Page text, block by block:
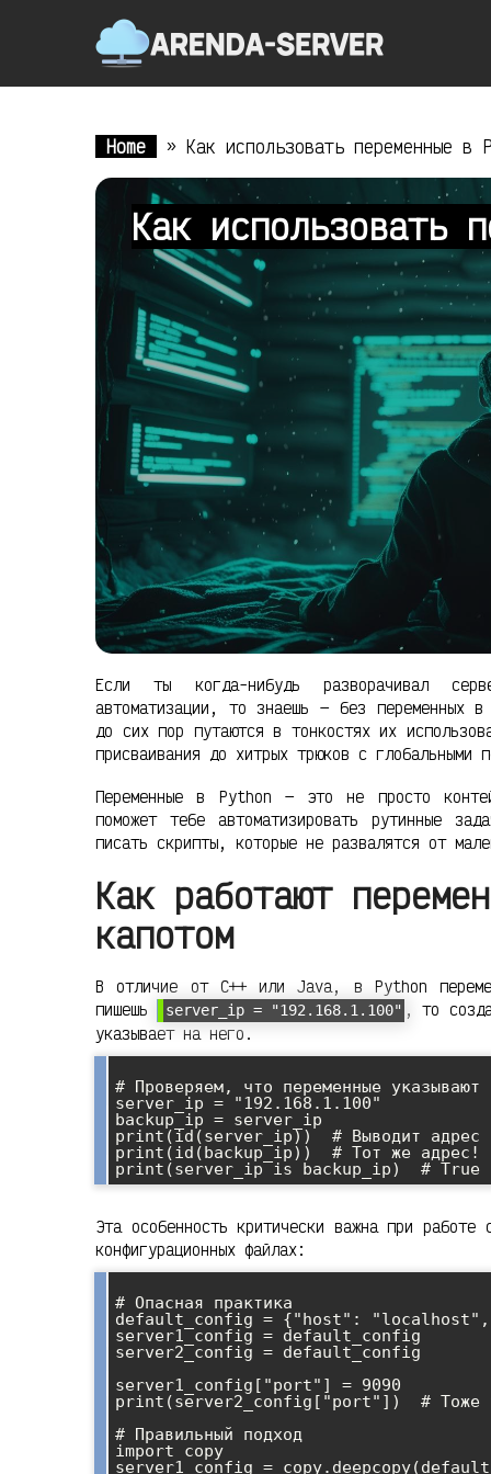
Home » Как использовать переменные в
Как использовать
Если ты когда-нибудь разворачивал
автоматизации, то знаешь — без переменных
до сих пор путаются в тонкостях их
присваивания до хитрых трюков с глобальными
Переменные в Python — это не просто
поможет тебе автоматизировать рутинные
писать скрипты, которые не развалятся от
Как работают
капотом
В отличие от C++ или Java, в Python
пишешь
server_ip = "192.168.1.100" , то
указывает на него.
# Проверяем, что переменные указывают
server_ip = "192.168.1.100"
backup_ip = server_ip
print(id(server_ip))  # Выводит адрес
print(id(backup_ip))  # Тот же адрес!
Эта особенность критически важна при
конфигурационных файлах:
# Опасная практика
default_config = {"host":
server1_config = default_config
server2_config = default_config
server1_config["port"] = 9090
print(server2_config["port"])  # Тоже
# Правильный подход
import copy
server1_config =